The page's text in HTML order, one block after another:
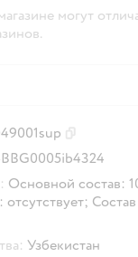
могут
Основной состав:
Узбекистан